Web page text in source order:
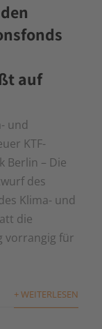
auf
und
KTF-
Berlin – Die
des
Klima- und
die
vorrangig für
+ WEITERLESEN